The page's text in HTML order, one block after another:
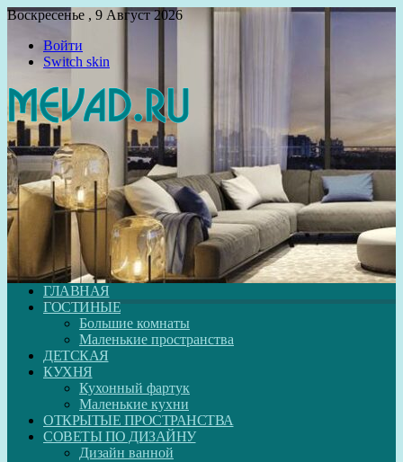
Воскресенье , 9 Август 2026
Войти
Switch skin
ГЛАВНАЯ
ГОСТИНЫЕ
Большие комнаты
Маленькие пространства
ДЕТСКАЯ
КУХНЯ
Кухонный фартук
Маленькие кухни
ОТКРЫТЫЕ ПРОСТРАНСТВА
СОВЕТЫ ПО ДИЗАЙНУ
Дизайн ванной